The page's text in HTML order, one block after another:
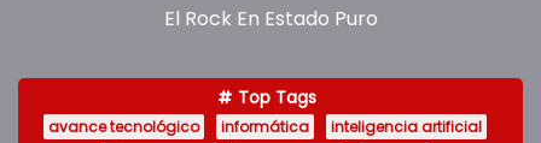
El Rock En Estado Puro
Top Tags
avance tecnológico informática
inteligencia artificial